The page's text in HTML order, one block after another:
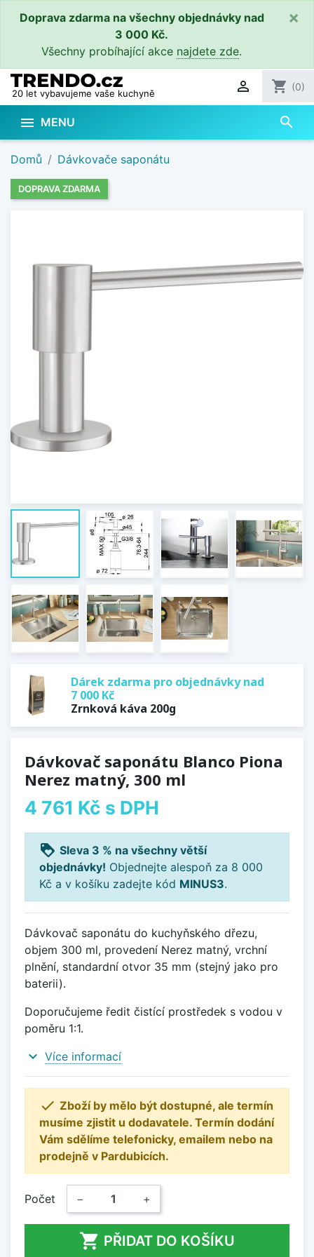
Doprava zdarma na všechny objednávky nad
3 000 Kč.
Všechny probíhající akce najdete zde.
×
20 let vybavujeme vaše kuchyně  shopping_cart (0)
 MENU search
Domů Dávkovače saponátu
DOPRAVA ZDARMA
Dárek zdarma pro objednávky nad
7 000 Kč
Zrnková káva 200g
Dávkovač saponátu Blanco Piona
Nerez matný, 300 ml
4 761 Kč s DPH
loyalty Sleva 3 % na všechny větší
objednávky! Objednejte alespoň za 8 000
Kč a v košíku zadejte kód MINUS3.
Dávkovač saponátu do kuchyňského dřezu,
objem 300 ml, provedení Nerez matný, vrchní
plnění, standardní otvor 35 mm (stejný jako pro
baterii).
Doporučujeme ředit čistící prostředek s vodou v
poměru 1:1.
expand_more Více informací
 Zboží by mělo být dostupné, ale termín
musíme zjistit u dodavatele. Termín dodání
Vám sdělíme telefonicky, emailem nebo na
prodejně v Pardubicích.
Počet − +
 PŘIDAT DO KOŠÍKU